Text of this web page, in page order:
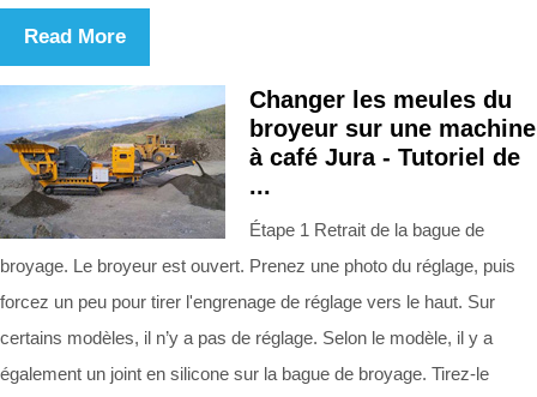
Read More
Changer les meules du
broyeur sur une machine
à café Jura - Tutoriel de
...
Étape 1 Retrait de la bague de
broyage. Le broyeur est ouvert. Prenez une photo du réglage, puis
forcez un peu pour tirer l'engrenage de réglage vers le haut. Sur
certains modèles, il n’y a pas de réglage. Selon le modèle, il y a
également un joint en silicone sur la bague de broyage. Tirez-le